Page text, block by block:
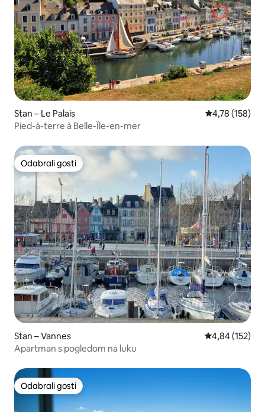
Stan – Le Palais Prosječna
4,78 (158)
Pied-à-terre à Belle-Île-en-mer
Odabrali gosti
Odabrali gosti
Stan – Vannes Prosječna
4,84 (152)
Apartman s pogledom na luku
Odabrali gosti
Odabrali gosti